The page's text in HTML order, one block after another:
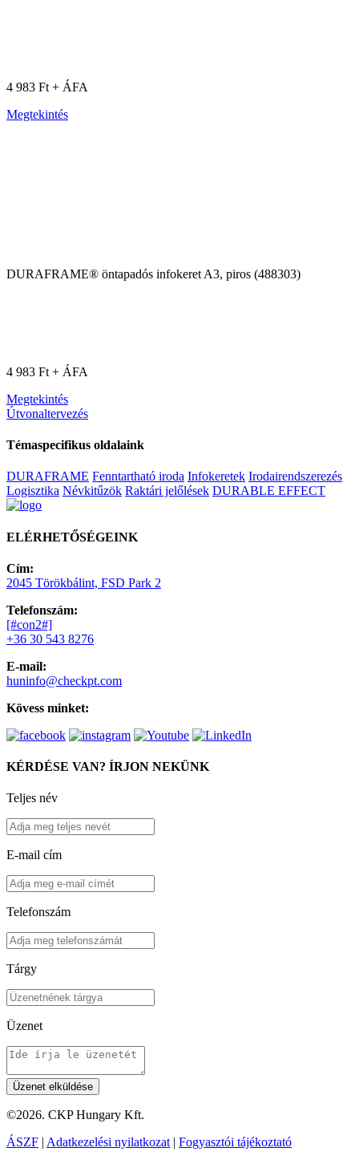
4 983 Ft + ÁFA
Megtekintés
DURAFRAME® öntapadós infokeret A3, piros (488303)
4 983 Ft + ÁFA
Megtekintés
Útvonaltervezés
Témaspecifikus oldalaink
DURAFRAME Fenntartható iroda Infokeretek Irodairendszerezés
Logisztika Névkitűzök Raktári jelőlések DURABLE EFFECT
ELÉRHETŐSÉGEINK
Cím:
2045 Törökbálint, FSD Park 2
Telefonszám:
[#con2#]
+36 30 543 8276
E-mail:
huninfo@checkpt.com
Kövess minket:
KÉRDÉSE VAN? ÍRJON NEKÜNK
Teljes név
E-mail cím
Telefonszám
Tárgy
Üzenet
©2026. CKP Hungary Kft.
ÁSZF | Adatkezelési nyilatkozat | Fogyasztói tájékoztató